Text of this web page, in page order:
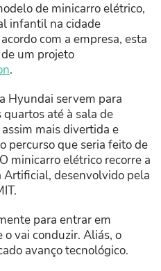
de minicarro elétrico,
infantil na cidade
com a empresa, esta
um projeto
.
Hyundai servem para
até à sala de
mais divertida e
percurso que seria feito de
minicarro elétrico recorre a
desenvolvido pela
para entrar em
o vai conduzir. Aliás, o
avanço tecnológico.